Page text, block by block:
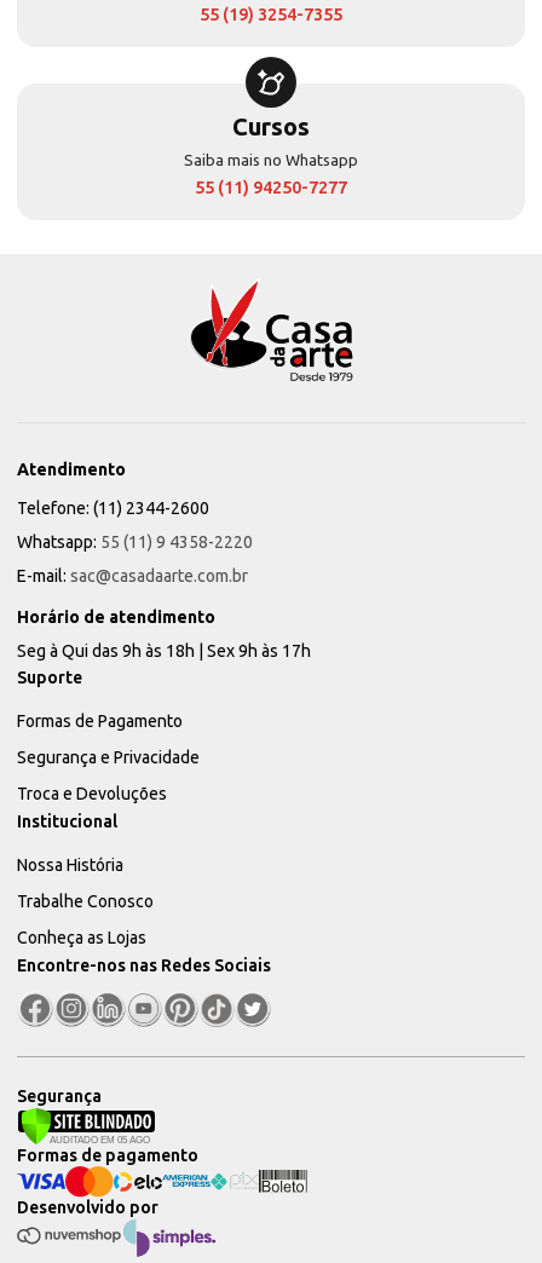
55 (19) 3254-7355
Cursos
Saiba mais no Whatsapp
55 (11) 94250-7277
Atendimento
Telefone: (11) 2344-2600
Whatsapp: 55 (11) 9 4358-2220
E-mail: sac@casadaarte.com.br
Horário de atendimento
Seg à Qui das 9h às 18h | Sex 9h às 17h
Suporte
Formas de Pagamento
Segurança e Privacidade
Troca e Devoluções
Institucional
Nossa História
Trabalhe Conosco
Conheça as Lojas
Encontre-nos nas Redes Sociais
Segurança
Desenvolvido por
Formas de pagamento